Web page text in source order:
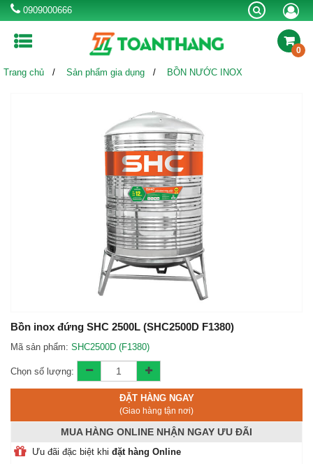
0909000666
MÁY LỌC NƯỚC RO BÌNH NƯỚC NÓNG
MÁY NƯỚC NÓNG
BỒN NƯỚC INOX
VÒI CHẬU RỬA
BỒN CÔNG NGHIỆP
Kinh nghiệm hay
Liên hệ bảo hành:0912 473 322
Chi nhánh địa điểm phân phốiToàn thắng
0
Trang chủ Sản phẩm gia dụng BỒN NƯỚC INOX
Bồn inox đứng SHC 2500L (SHC2500D F1380)
Mã sản phẩm: SHC2500D (F1380)
Chọn số lượng:
ĐẶT HÀNG NGAY
(Giao hàng tận nơi)
MUA HÀNG ONLINE NHẬN NGAY ƯU ĐÃI
Ưu đãi đặc biệt khi đặt hàng Online